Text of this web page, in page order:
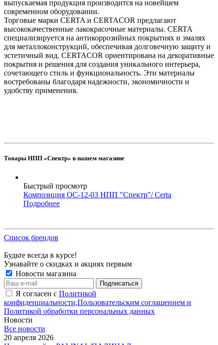
выпускаемая продукция производится на новейшем
современном оборудовании.
Торговые марки CERTA и CERTACOR предлагают
высококачественные лакокрасочные материалы. CERTA
специализируется на антикоррозийных покрытиях и эмалях
для металлоконструкций, обеспечивая долговечную защиту и
эстетичный вид. CERTACOR ориентирована на декоративные
покрытия и решения для создания уникального интерьера,
сочетающего стиль и функциональность. Эти материалы
востребованы благодаря надежности, экономичности и
удобству применения.
Товары НПП «Спектр» в нашем магазине
Быстрый просмотр
Композиция ОС-12-03 НПП "Спектр"/ Certa
Подробнее
Список брендов
Будьте всегда в курсе!
Узнавайте о скидках и акциях первым
Новости магазина
Я согласен с Политикой
конфиденциальности,Пользовательским соглашением и
Политикой обработки персональных данных
Новости
Все новости
20 апреля 2026